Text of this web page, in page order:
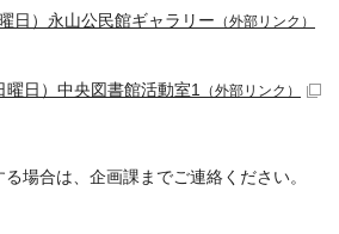
日）永山公民館ギャラリー （外部リンク）
日）中央図書館活動室1 （外部リンク）
場合は、企画課までご連絡ください。